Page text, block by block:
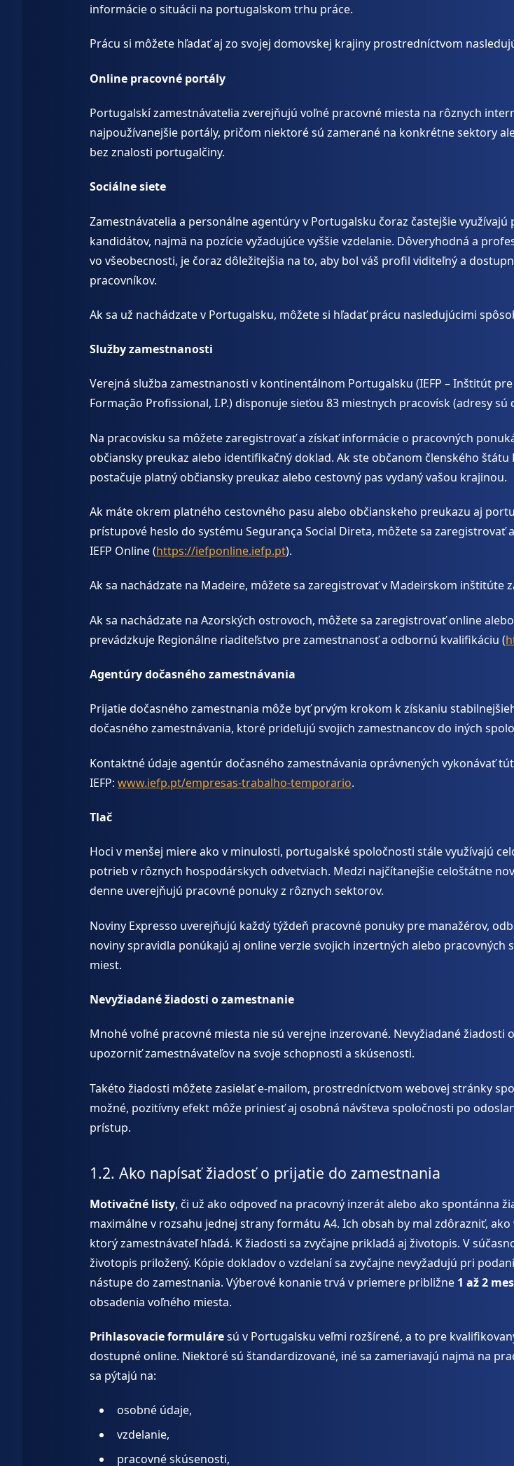
informácie o situácii na portugalskom trhu práce.
Prácu si môžete hľadať aj zo svojej domovskej krajiny prostredníctvom
Online pracovné portály
Portugalskí zamestnávatelia zverejňujú voľné pracovné miesta na rôznych
najpoužívanejšie portály, pričom niektoré sú zamerané na konkrétne sektory
bez znalosti portugalčiny.
Sociálne siete
Zamestnávatelia a personálne agentúry v Portugalsku čoraz častejšie
kandidátov, najmä na pozície vyžadujúce vyššie vzdelanie. Dôveryhodná a
vo všeobecnosti, je čoraz dôležitejšia na to, aby bol váš profil viditeľný a
pracovníkov.
Ak sa už nachádzate v Portugalsku, môžete si hľadať prácu nasledujúcimi
Služby zamestnanosti
Verejná služba zamestnanosti v kontinentálnom Portugalsku (IEFP – Inštitút
Formação Profissional, I.P.) disponuje sieťou 83 miestnych pracovísk (adresy
Na pracovisku sa môžete zaregistrovať a získať informácie o pracovných
občiansky preukaz alebo identifikačný doklad. Ak ste občanom členského
postačuje platný občiansky preukaz alebo cestovný pas vydaný vašou krajinou.
Ak máte okrem platného cestovného pasu alebo občianskeho preukazu aj
prístupové heslo do systému Segurança Social Direta, môžete sa
IEFP Online (https://iefponline.iefp.pt).
Ak sa nachádzate na Madeire, môžete sa zaregistrovať v Madeirskom inštitúte
Ak sa nachádzate na Azorských ostrovoch, môžete sa zaregistrovať online
prevádzkuje Regionálne riaditeľstvo pre zamestnanosť a odbornú kvalifikáciu (
Agentúry dočasného zamestnávania
Prijatie dočasného zamestnania môže byť prvým krokom k získaniu
dočasného zamestnávania, ktoré prideľujú svojich zamestnancov do iných
Kontaktné údaje agentúr dočasného zamestnávania oprávnených vykonávať
IEFP: www.iefp.pt/empresas-trabalho-temporario.
Tlač
Hoci v menšej miere ako v minulosti, portugalské spoločnosti stále využívajú
potrieb v rôznych hospodárskych odvetviach. Medzi najčítanejšie celoštátne
denne uverejňujú pracovné ponuky z rôznych sektorov.
Noviny Expresso uverejňujú každý týždeň pracovné ponuky pre manažérov,
noviny spravidla ponúkajú aj online verzie svojich inzertných alebo
miest.
Nevyžiadané žiadosti o zamestnanie
Mnohé voľné pracovné miesta nie sú verejne inzerované. Nevyžiadané
upozorniť zamestnávateľov na svoje schopnosti a skúsenosti.
Takéto žiadosti môžete zasielať e-mailom, prostredníctvom webovej stránky
možné, pozitívny efekt môže priniesť aj osobná návšteva spoločnosti po
prístup.
1.2. Ako napísať žiadosť o prijatie do zamestnania
Motivačné listy, či už ako odpoveď na pracovný inzerát alebo ako spontánna
maximálne v rozsahu jednej strany formátu A4. Ich obsah by mal zdôrazniť,
ktorý zamestnávateľ hľadá. K žiadosti sa zvyčajne prikladá aj životopis. V
životopis priložený. Kópie dokladov o vzdelaní sa zvyčajne nevyžadujú pri
nástupe do zamestnania. Výberové konanie trvá v priemere približne 1 až 2
obsadenia voľného miesta.
Prihlasovacie formuláresú v Portugalsku veľmi rozšírené, a to pre
dostupné online. Niektoré sú štandardizované, iné sa zameriavajú najmä na
sa pýtajú na:
osobné údaje,
vzdelanie,
pracovné skúsenosti,